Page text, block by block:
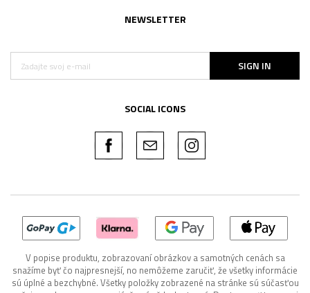
NEWSLETTER
SIGN IN
SOCIAL ICONS
V popise produktu, zobrazovaní obrázkov a samotných cenách sa
snažíme byť čo najpresnejší, no nemôžeme zaručiť, že všetky informácie
sú úplné a bezchybné. Všetky položky zobrazené na stránke sú súčasťou